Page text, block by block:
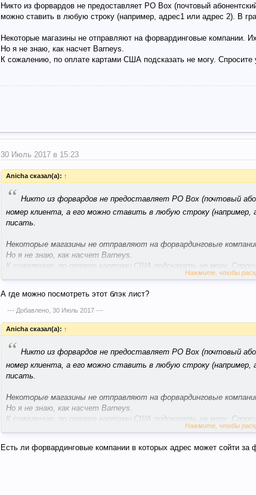
Никто из форвардов не предоставляет PO Box (почтовый
можно ставить в любую строку (например, адрес1 или адрес 2). В
Некоторые магазины не отправляют на форвардинговые компании.
Но я не знаю, как насчет Barneys.
К сожалению, по оплате картами США подсказать не могу. Спросите
30 Июль 2017 в 15:23
Anicha сказал(а): ↑
“ Никто из форвардов не предоставляет PO Box (почтовый
номер клиента, а его можно ставить в любую строку (например,
писать.
Некоторые магазины не отправляют на форвардинговые
Но я не знаю, как насчет Barneys.
К сожалению, по оплате картами США подсказать не могу.
Нажмите, чтобы
А где можно посмотреть этот блэк лист?
--- Добавлено,30 Июль 2017 ---
Anicha сказал(а): ↑
“ Никто из форвардов не предоставляет PO Box (почтовый
номер клиента, а его можно ставить в любую строку (например,
писать.
Некоторые магазины не отправляют на форвардинговые
Но я не знаю, как насчет Barneys.
К сожалению, по оплате картами США подсказать не могу.
Нажмите, чтобы
Есть ли форвардинговые компании в которых адрес может сойти за